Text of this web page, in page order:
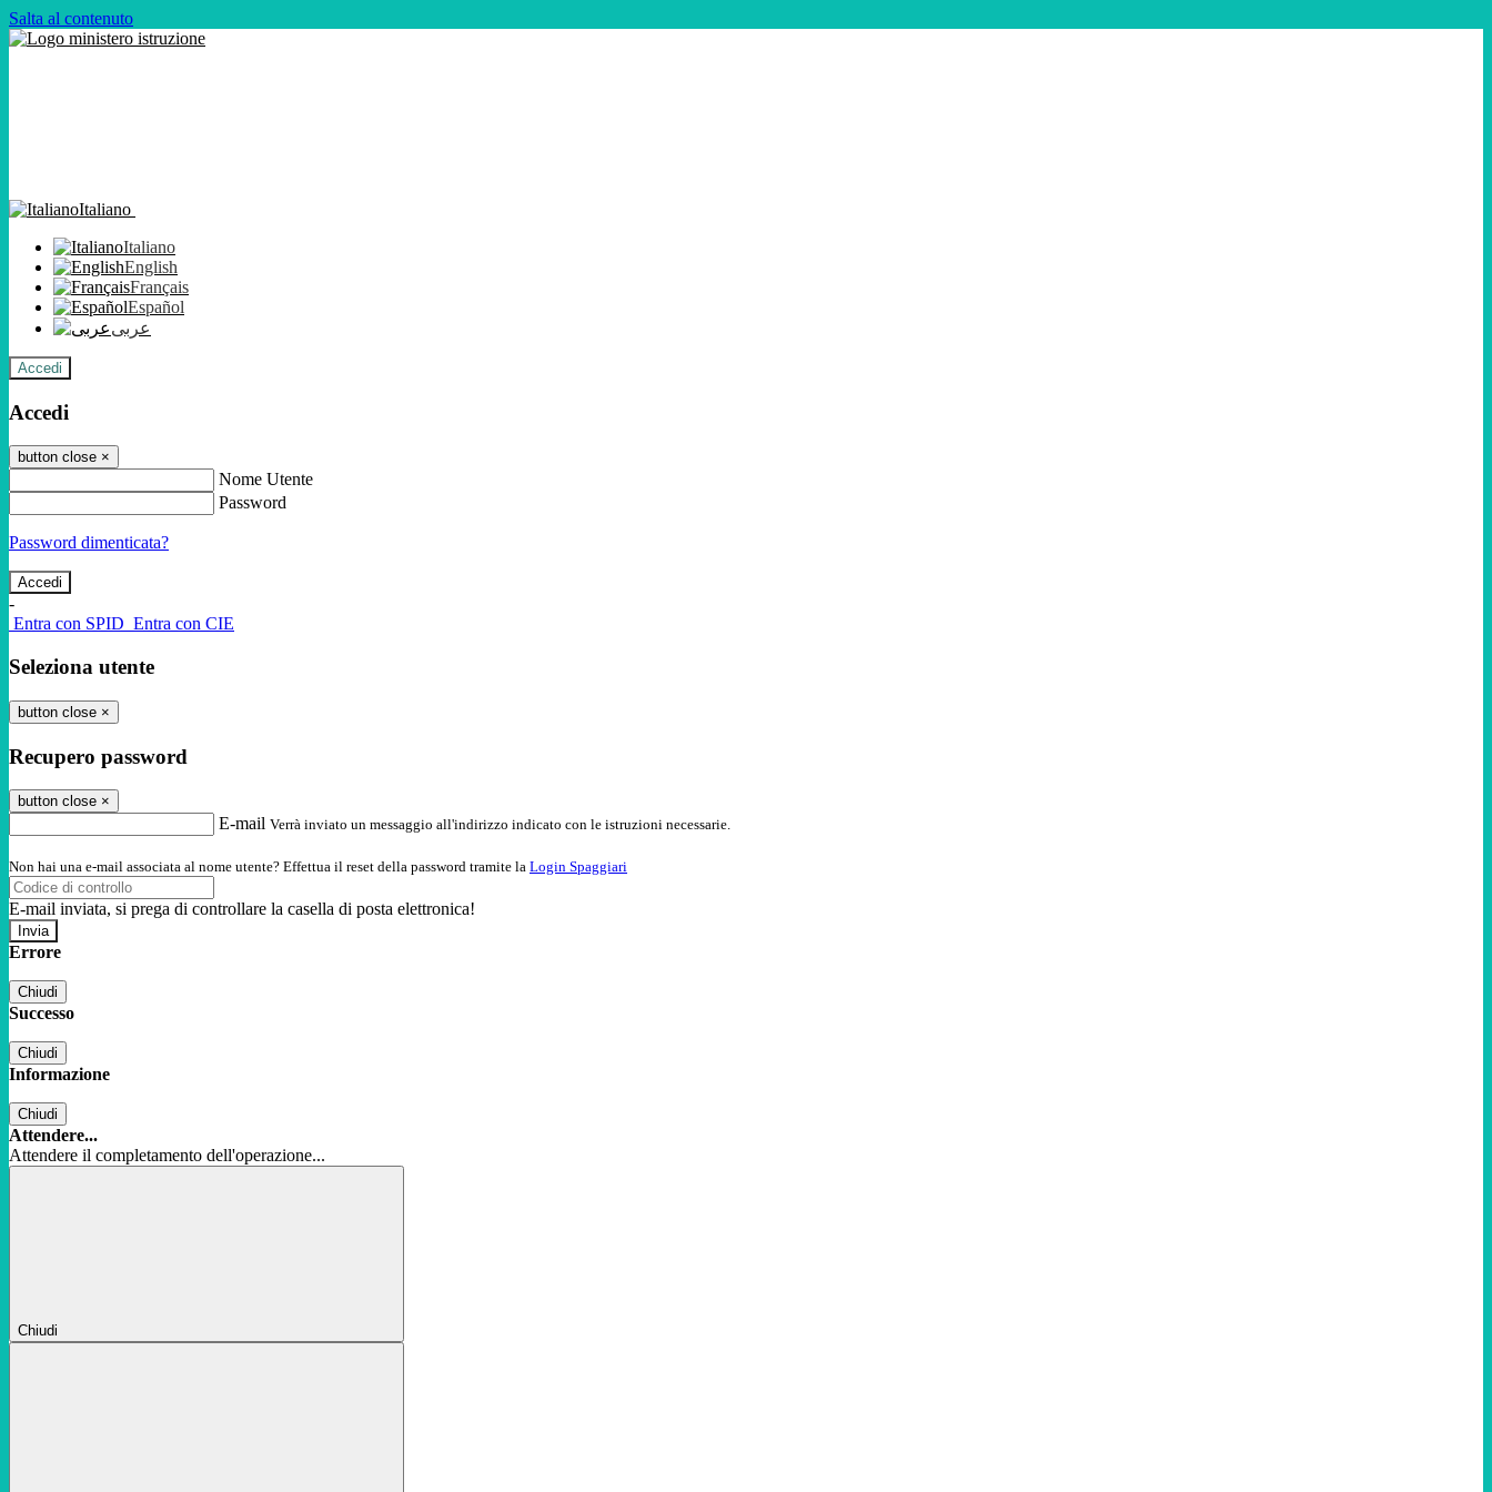
Salta al contenuto
Italiano
Italiano
English
Français
Español
عربى
Accedi
Accedi
button close ×
Nome Utente
Password
Password dimenticata?
-
Entra con SPID Entra con CIE
Seleziona utente
button close ×
Recupero password
button close ×
E-mail Verrà inviato un messaggio all'indirizzo indicato con le istruzioni necessarie.
Non hai una e-mail associata al nome utente? Effettua il reset della password tramite la Login Spaggiari
E-mail inviata, si prega di controllare la casella di posta elettronica!
Errore
Chiudi
Successo
Chiudi
Informazione
Chiudi
Attendere...
Attendere il completamento dell'operazione...
Chiudi